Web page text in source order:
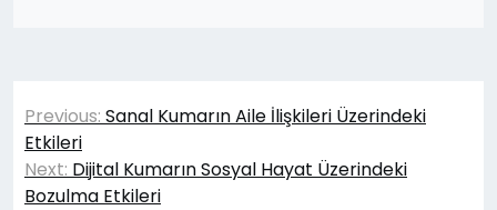
Yazı
gezinmesi
Previous: Sanal Kumarın Aile İlişkileri Üzerindeki
Etkileri
Next: Dijital Kumarın Sosyal Hayat Üzerindeki
Bozulma Etkileri